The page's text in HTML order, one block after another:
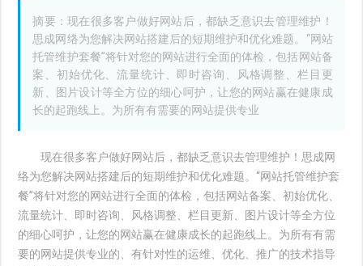
摘要：现在很多客户做好网站后，都缺乏意识去管理维护！
思成网络为您解决网站搭建后的短期维护和优化难题。“网站
托管维护套餐”将针对您的网站进行全面的体检，包括网站备
案、初始优化、流量统计、即时咨询、风格调整、栏目更
新、图片设计等全方位的细心呵护，让您的网站赢在健康成
长的起跑线上。为所有有需要的网站提供专业
现在很多客户做好网站后，都缺乏意识去管理维护！思成网
络为您解决网站搭建后的短期维护和优化难题。“网站托管维护套
餐”将针对您的网站进行全面的体检，包括网站备案、初始优化、
流量统计、即时咨询、风格调整、栏目更新、图片设计等全方位
的细心呵护，让您的网站赢在健康成长的起跑线上。为所有有需
要的网站提供专业的、有针对性的运维、优化、推广的技术指导